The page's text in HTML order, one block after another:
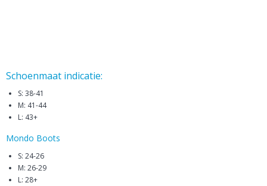
Schoenmaat indicatie:
S: 38-41
M: 41-44
L: 43+
Mondo Boots
S: 24-26
M: 26-29
L: 28+